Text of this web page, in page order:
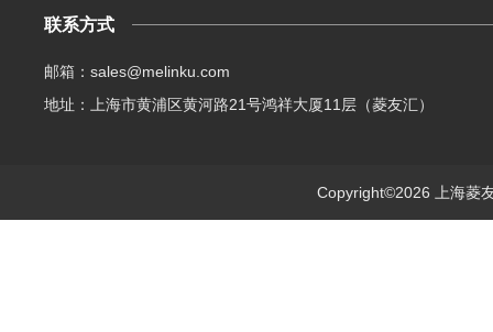
联系方式
邮箱：sales@melinku.com
地址：上海市黄浦区黄河路21号鸿祥大厦11层（菱友汇）
Copyright©2026 上海菱